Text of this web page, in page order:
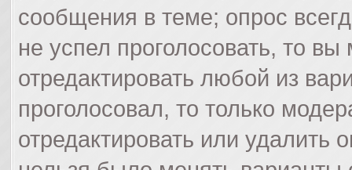
сообщения в теме; опрос
не успел проголосовать, то
отредактировать любой из
проголосовал, то только
отредактировать или удалить